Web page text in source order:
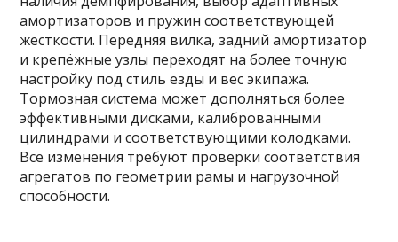
амортизаторов и пружин соответствующей
жесткости. Передняя вилка, задний амортизатор
и крепёжные узлы переходят на более точную
настройку под стиль езды и вес экипажа.
Тормозная система может дополняться более
эффективными дисками, калиброванными
цилиндрами и соответствующими колодками.
Все изменения требуют проверки соответствия
агрегатов по геометрии рамы и нагрузочной
способности.